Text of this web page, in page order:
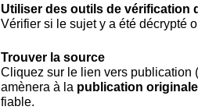
Utiliser des outils de vérification
Vérifier si le sujet y a été décrypté
Trouver la source
Cliquez sur le lien vers publication
amènera à la publication originale
fiable.